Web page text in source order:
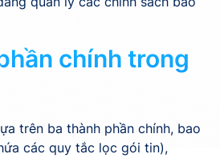
chính trong
trên ba thành phần chính, bao
các quy tắc lọc gói tin),